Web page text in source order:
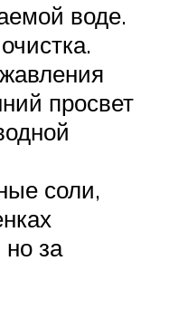
воде.
просвет
соли,
за